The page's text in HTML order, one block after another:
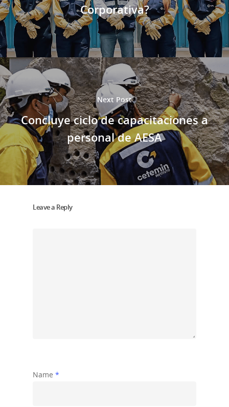
Corporativa?
Next Post
Concluye ciclo de capacitaciones a
personal de AESA
Leave a Reply
Name *